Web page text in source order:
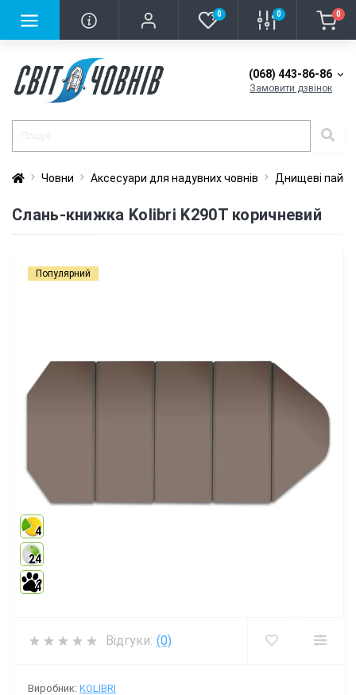
0 0 0
(068) 443-86-86
Замовити дзвінок
Човни Аксесуари для надувних човнів Днищеві
Слань-книжка Kolibri K290T коричневий
Популярний
4
24
4
Відгуки: (0)
Виробник: KOLIBRI